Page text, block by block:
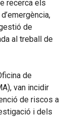
recerca els
de
al treball de
de
van incidir
de riscos a
i dels